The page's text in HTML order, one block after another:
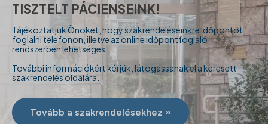
TISZTELT PÁCIENSEINK!
Tájékoztatjuk Önöket, hogy szakrendeléseinkre időpontot
foglalni telefonon, illetve az online időpontfoglaló
rendszerben lehetséges.
További információkért kérjük, látogassanak el a keresett
szakrendelés oldalára.
Tovább a szakrendelésekhez »